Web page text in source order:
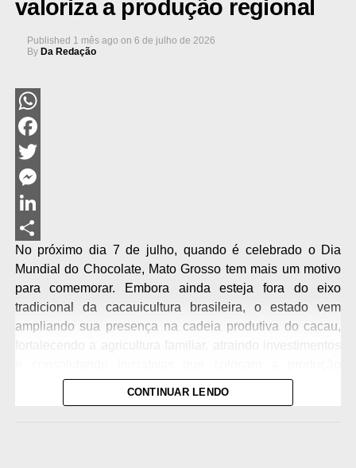
valoriza a produção regional
Published 1 mês ago on 6 de julho de 2026
By Da Redação
WhatsApp
Facebook
Twitter
Messenger
LinkedIn
Share
No próximo dia 7 de julho, quando é celebrado o Dia
Mundial do Chocolate, Mato Grosso tem mais um motivo
para comemorar. Embora ainda esteja fora do eixo
tradicional da cacauicultura brasileira, o estado vem
ampliando sua presença na cadeia produtiva do cacau,
regional em evidência.
CONTINUAR LENDO